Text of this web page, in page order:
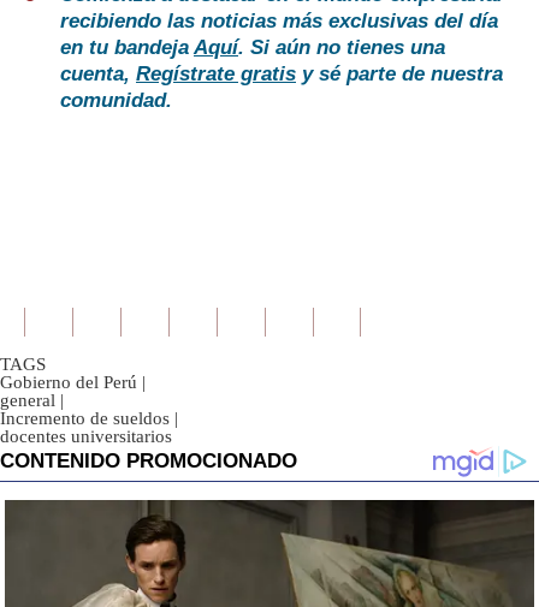
recibiendo las noticias más exclusivas del día
en tu bandejaAquí. Si aún no tienes una
cuenta, Regístrate gratis y sé parte de nuestra
comunidad.
TAGS
Gobierno del Perú |
general |
Incremento de sueldos |
docentes universitarios